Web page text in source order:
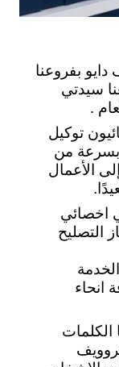
بفروعنا
سيدتي
.
توكيل
بسرعة من
الأعمال
اخصائي
التصليح
انحاء
الكلمات